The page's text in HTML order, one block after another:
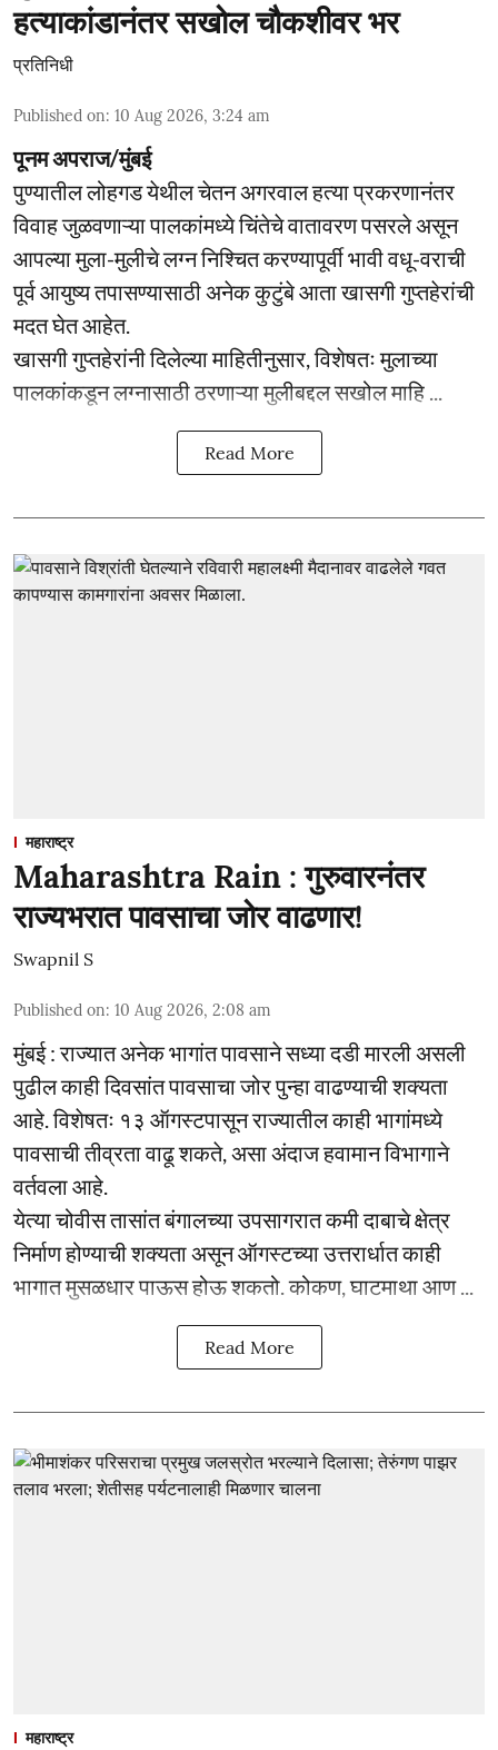
हत्याकांडानंतर सखोल चौकशीवर भर
प्रतिनिधी
Published on: 10 Aug 2026, 3:24 am
पूनम अपराज/मुंबई
पुण्यातील लोहगड येथील चेतन अगरवाल हत्या प्रकरणानंतर
विवाह जुळवणाऱ्या पालकांमध्ये चिंतेचे वातावरण पसरले असून
आपल्या मुला-मुलीचे लग्न निश्चित करण्यापूर्वी भावी वधू-वराची
पूर्व आयुष्य तपासण्यासाठी अनेक कुटुंबे आता खासगी गुप्तहेरांची
मदत घेत आहेत.
खासगी गुप्तहेरांनी दिलेल्या माहितीनुसार, विशेषतः मुलाच्या
पालकांकडून लग्नासाठी ठरणाऱ्या मुलीबद्दल सखोल माहि ...
Read More
महाराष्ट्र
Maharashtra Rain : गुरुवारनंतर
राज्यभरात पावसाचा जोर वाढणार!
Swapnil S
Published on: 10 Aug 2026, 2:08 am
मुंबई : राज्यात अनेक भागांत पावसाने सध्या दडी मारली असली
पुढील काही दिवसांत पावसाचा जोर पुन्हा वाढण्याची शक्यता
आहे. विशेषतः १३ ऑगस्टपासून राज्यातील काही भागांमध्ये
पावसाची तीव्रता वाढू शकते, असा अंदाज हवामान विभागाने
वर्तवला आहे.
येत्या चोवीस तासांत बंगालच्या उपसागरात कमी दाबाचे क्षेत्र
निर्माण होण्याची शक्यता असून ऑगस्टच्या उत्तरार्धात काही
भागात मुसळधार पाऊस होऊ शकतो. कोकण, घाटमाथा आण ...
Read More
महाराष्ट्र